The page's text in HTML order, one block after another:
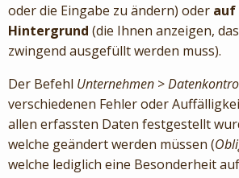
oder die Eingabe zu ändern) oder auf
Hintergrund (die Ihnen anzeigen,
zwingend ausgefüllt werden muss).
Der Befehl Unternehmen >
verschiedenen Fehler oder
allen erfassten Daten festgestellt
welche geändert werden müssen (
welche lediglich eine Besonderheit